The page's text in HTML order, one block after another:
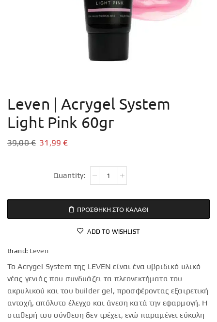
Leven | Acrygel System
Light Pink 60gr
39,00€ 31,99€
ΠΡΟΣΘΉΚΗ ΣΤΟ ΚΑΛΆΘΙ
ADD TO WISHLIST
Brand: Leven
Το Acrygel System της LEVEN είναι ένα υβριδικό υλικό
νέας γενιάς που συνδυάζει τα πλεονεκτήματα του
ακρυλικού και του builder gel, προσφέροντας εξαιρετική
αντοχή, απόλυτο έλεγχο και άνεση κατά την εφαρμογή. Η
σταθερή του σύνθεση δεν τρέχει, ενώ παραμένει εύκολη